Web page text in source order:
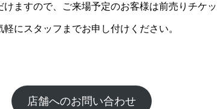
ますので、ご来場予定のお客様は前売りチケ
軽にスタッフまでお申し付けください。
店舗へのお問い合わせ